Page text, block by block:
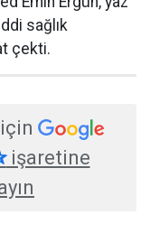
sağlık
çekti.
işaretine